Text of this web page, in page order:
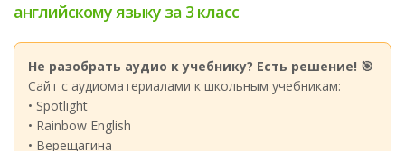
английскому языку за 3 класс
Не разобрать аудио к учебнику? Есть решение! 🎯
Сайт с аудиоматериалами к школьным учебникам:
• Spotlight
• Rainbow English
• Верещагина